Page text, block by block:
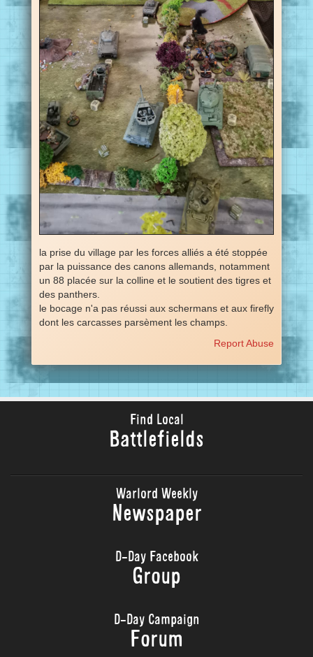
la prise du village par les forces alliés a été stoppée
par la puissance des canons allemands, notamment
un 88 placée sur la colline et le soutient des tigres et
des panthers.
le bocage n'a pas réussi aux schermans et aux firefly
dont les carcasses parsèment les champs.
Report Abuse
Find Local
Battlefields
Warlord Weekly
Newspaper
D-Day Facebook
Group
D-Day Campaign
Forum